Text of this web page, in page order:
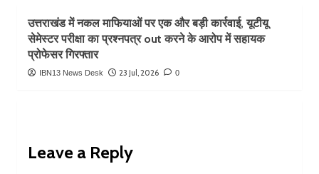
उत्तराखंड में नकल माफियाओं पर एक और बड़ी कार्रवाई, यूटीयू
सेमेस्टर परीक्षा का प्रश्नपत्र out करने के आरोप में सहायक
प्रोफेसर गिरफ्तार
IBN13 News Desk 23 Jul, 2026 0
Leave a Reply